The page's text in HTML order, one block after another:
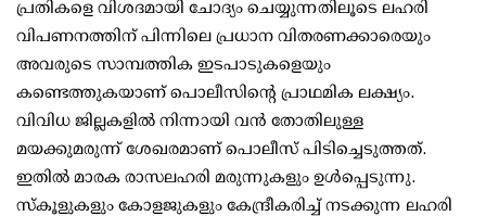
പ്രതികളെ വിശദമായി ചോദ്യം ചെയ്യുന്നതിലൂടെ ലഹരി
വിപണനത്തിന് പിന്നിലെ പ്രധാന വിതരണക്കാരെയും
അവരുടെ സാമ്പത്തിക ഇടപാടുകളെയും
കണ്ടെത്തുകയാണ് പൊലീസിന്റെ പ്രാഥമിക ലക്ഷ്യം.
വിവിധ ജില്ലകളില്‍ നിന്നായി വന്‍ തോതിലുള്ള
മയക്കുമരുന്ന് ശേഖരമാണ് പൊലീസ് പിടിച്ചെടുത്തത്.
ഇതില്‍ മാരക രാസലഹരി മരുന്നുകളും ഉള്‍പ്പെടുന്നു.
സ്‌കൂളുകളും കോളജുകളും കേന്ദ്രീകരിച്ച് നടക്കുന്ന ലഹരി